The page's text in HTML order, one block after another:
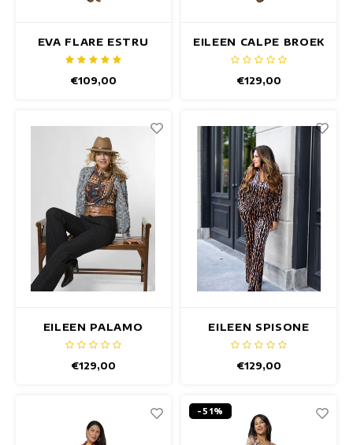
EVA FLARE ESTRU
BROEK
€109,00
EILEEN CALPE BROEK
€129,00
EILEEN PALAMO
BROEK
€129,00
EILEEN SPISONE
BROEK
€129,00
-51%